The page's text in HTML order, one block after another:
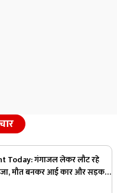
Today: गंगाजल लेकर लौट रहे
मौत बनकर आई कार और सड़क
पुकार